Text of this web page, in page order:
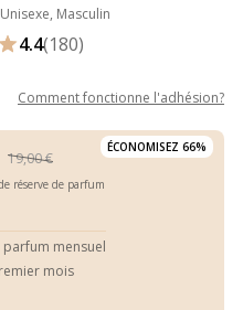
Masculin
4.4(180)
Comment fonctionne l'adhésion?
ÉCONOMISEZ 66%
19,00 €
réserve de parfum
mensuel
mois